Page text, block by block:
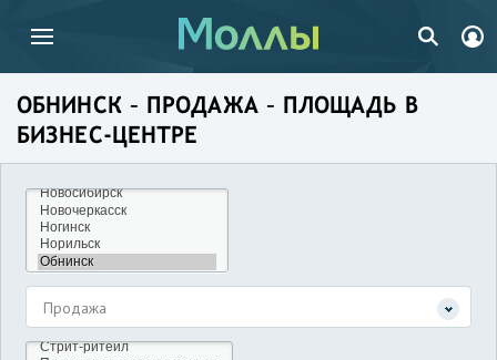
ОБНИНСК – ПРОДАЖА – ПЛОЩАДЬ В
БИЗНЕС-ЦЕНТРЕ
Продажа